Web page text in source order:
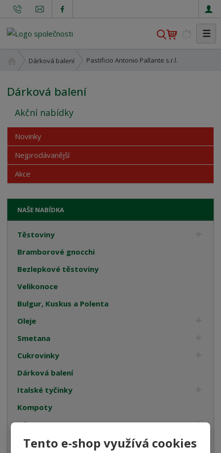
Tento e-shop využívá cookies
V
h
☰
v
d
í
t
r
a
a
Dárková balení Pastificio Antonio Pallante s.r.l.
Dárková balení
NAŠE NABÍDKA
Těstoviny
Bramborové gnocchi
Bezlepkové těstoviny
Velikonoce
Bulgur, Kuskus a Polenta
Oleje
Smetana
Cukrovinky
Dárková balení
Italské tyčinky
Kompoty
Káva
Koření
Akční nabídky
Novinky
Nejprodávanější
Akce